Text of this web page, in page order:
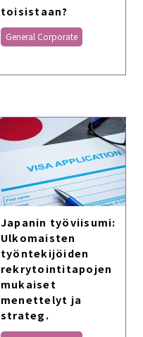
toisistaan?
General Corporate
Japanin työviisumi:
Ulkomaisten
työntekijöiden
rekrytointitapojen
mukaiset
menettelyt ja
strateg.